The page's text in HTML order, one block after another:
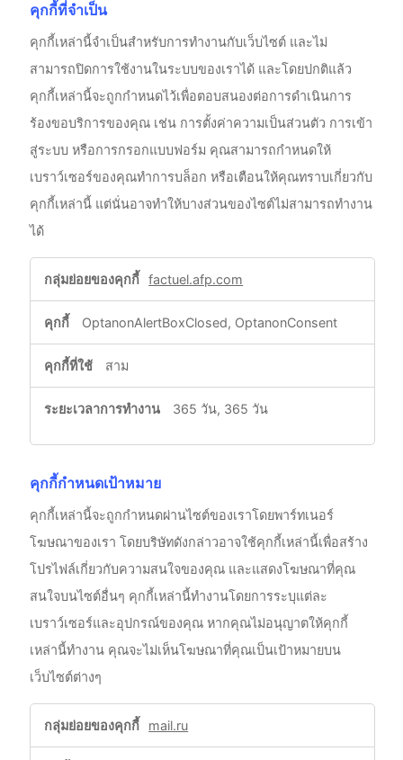
คุกกี้ที่จำเป็น
คุกกี้เหล่านี้จำเป็นสำหรับการทำงานกับเว็บไซต์ และไม่
สามารถปิดการใช้งานในระบบของเราได้ และโดยปกติแล้ว
คุกกี้เหล่านี้จะถูกกำหนดไว้เพื่อตอบสนองต่อการดำเนินการ
ร้องขอบริการของคุณ เช่น การตั้งค่าความเป็นส่วนตัว การเข้า
สู่ระบบ หรือการกรอกแบบฟอร์ม คุณสามารถกำหนดให้
เบราว์เซอร์ของคุณทำการบล็อก หรือเตือนให้คุณทราบเกี่ยวกับ
คุกกี้เหล่านี้ แต่นั่นอาจทำให้บางส่วนของไซต์ไม่สามารถทำงาน
ได้
จำเป็น
factuel.afp.com
OptanonAlertBoxClosed, OptanonConsent
สาม
365 วัน, 365 วัน
คุกกี้กำหนดเป้าหมาย
คุกกี้เหล่านี้จะถูกกำหนดผ่านไซต์ของเราโดยพาร์ทเนอร์
โฆษณาของเรา โดยบริษัทดังกล่าวอาจใช้คุกกี้เหล่านี้เพื่อสร้าง
โปรไฟล์เกี่ยวกับความสนใจของคุณ และแสดงโฆษณาที่คุณ
สนใจบนไซต์อื่นๆ คุกกี้เหล่านี้ทำงานโดยการระบุแต่ละ
เบราว์เซอร์และอุปกรณ์ของคุณ หากคุณไม่อนุญาตให้คุกกี้
เหล่านี้ทำงาน คุณจะไม่เห็นโฆษณาที่คุณเป็นเป้าหมายบน
เว็บไซต์ต่างๆ
กำหนด
mail.ru